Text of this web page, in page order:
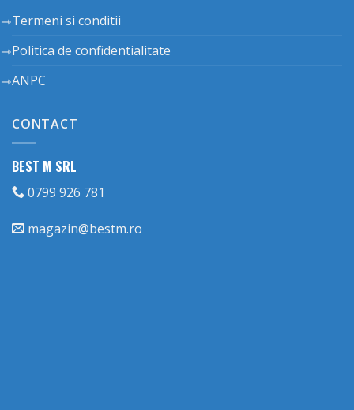
Termeni si conditii
Politica de confidentialitate
ANPC
CONTACT
BEST M SRL
0799 926 781
magazin@bestm.ro